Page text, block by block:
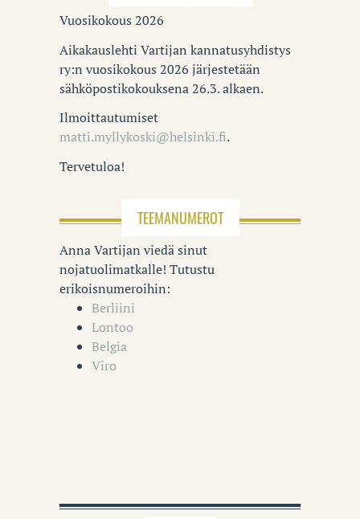
Vuosikokous 2026
Aikakauslehti Vartijan kannatusyhdistys
ry:n vuosikokous 2026 järjestetään
sähköpostikokouksena 26.3. alkaen.
Ilmoittautumiset
matti.myllykoski@helsinki.fi.
Tervetuloa!
TEEMANUMEROT
Anna Vartijan viedä sinut
nojatuolimatkalle! Tutustu
erikoisnumeroihin:
Berliini
Lontoo
Belgia
Viro